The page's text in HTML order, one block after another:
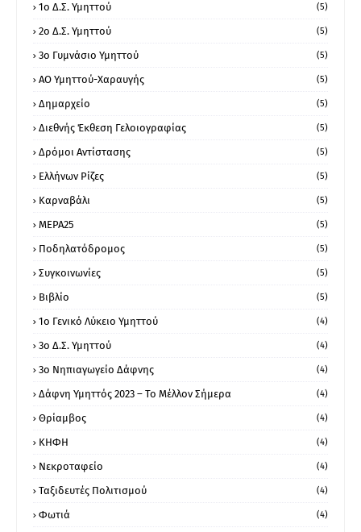
1ο Δ.Σ. Υμηττού (5)
2ο Δ.Σ. Υμηττού (5)
3ο Γυμνάσιο Υμηττού (5)
ΑΟ Υμηττού-Χαραυγής (5)
Δημαρχείο (5)
Διεθνής Έκθεση Γελοιογραφίας (5)
Δρόμοι Αντίστασης (5)
Ελλήνων Ρίζες (5)
Καρναβάλι (5)
ΜΕΡΑ25 (5)
Ποδηλατόδρομος (5)
Συγκοινωνίες (5)
Βιβλίο (5)
1ο Γενικό Λύκειο Υμηττού (4)
3ο Δ.Σ. Υμηττού (4)
3ο Νηπιαγωγείο Δάφνης (4)
Δάφνη Υμηττός 2023 – Το Μέλλον Σήμερα (4)
Θρίαμβος (4)
ΚΗΦΗ (4)
Νεκροταφείο (4)
Ταξιδευτές Πολιτισμού (4)
Φωτιά (4)